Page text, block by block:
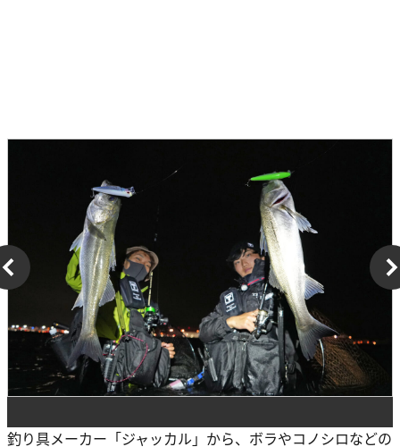
釣り具メーカー「ジャッカル」から、ボラやコノシロなどの